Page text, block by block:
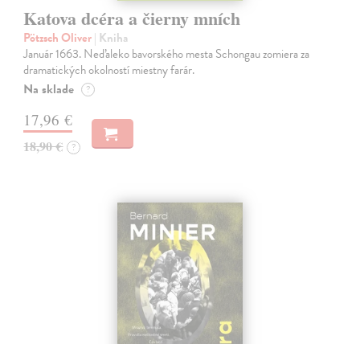
Katova dcéra a čierny mních
Pötzsch Oliver| Kniha
Január 1663. Neďaleko bavorského mesta Schongau zomiera za
dramatických okolností miestny farár.
Na sklade ?
17,96 €
18,90 € ?